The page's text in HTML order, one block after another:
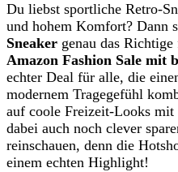
Du liebst sportliche Retro-
und hohem Komfort? Dann
Sneaker genau das
Amazon Fashion Sale mit
echter Deal für alle, die
modernem Tragegefühl
auf coole Freizeit-Looks
dabei auch noch clever
reinschauen, denn die
einem echten Highlight!